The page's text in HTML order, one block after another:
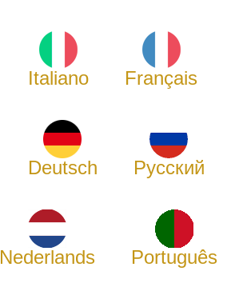
Italiano Français
Deutsch Русский
Nederlands Português